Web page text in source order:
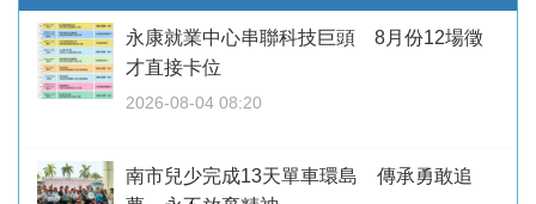
永康就業中心串聯科技巨頭 8月份12場徵
才直接卡位
2026-08-04 08:20
南市兒少完成13天單車環島 傳承勇敢追